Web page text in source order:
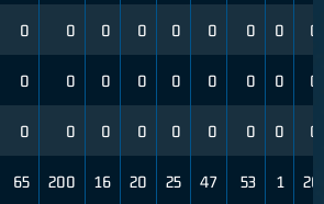
0 0 0 0 0 0 0 0 0
0 0 0 0 0 0 0 0 0
0 0 0 0 0 0 0 0 0
65 200 16 20 25 47 53 1 26